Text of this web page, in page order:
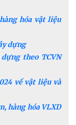
hóa vật liệu
dựng
theo TCVN
về vật liệu và
hàng hóa VLXD